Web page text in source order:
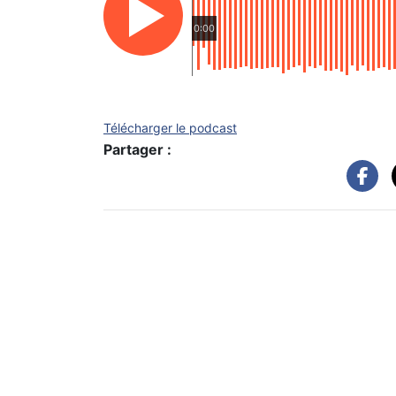
0:00
Télécharger le podcast
Partager :